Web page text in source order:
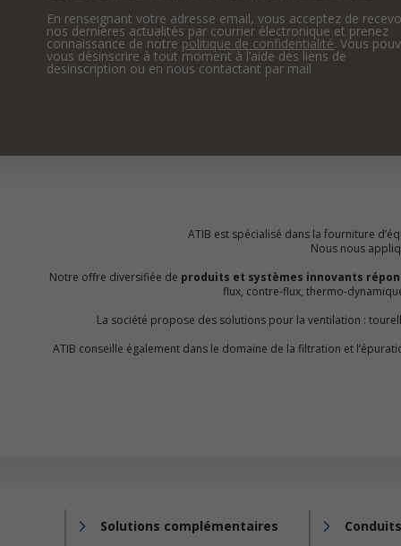
En renseignant votre adresse email, vous acceptez de
nos dernières actualités par courrier électronique et prenez
connaissance de notre politique de confidentialité. Vous
vous désinscrire à tout moment à l’aide des liens de
desinscription ou en nous contactant par mail
ATIB est spécialisé dans la fourniture
Nous nous
Notre offre diversifiée de produits et systèmes innovants
flux, contre-flux, thermo-
La société propose des solutions pour la ventilation :
ATIB conseille également dans le domaine de la filtration et
Solutions complémentaires